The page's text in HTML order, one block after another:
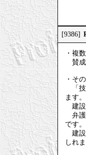
[9386]
・複
賛成
・そ
「技
ます。
建設
弁護
です。
建設
しれ